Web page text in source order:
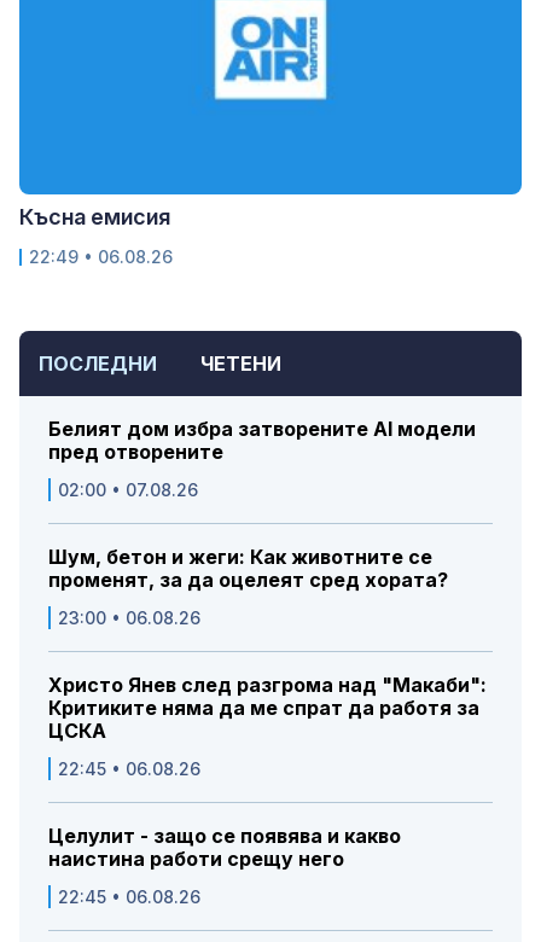
ПОСЛЕДНИ ЧЕТЕНИ
Белият дом избра затворените AI модели
пред отворените
02:00 • 07.08.26
Шум, бетон и жеги: Как животните се
променят, за да оцелеят сред хората?
23:00 • 06.08.26
Христо Янев след разгрома над "Макаби":
Критиките няма да ме спрат да работя за
ЦСКА
22:45 • 06.08.26
Целулит - защо се появява и какво
наистина работи срещу него
22:45 • 06.08.26
Късна емисия
22:49 • 06.08.26